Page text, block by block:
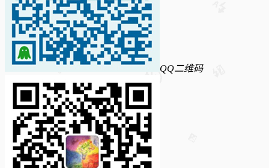
QQ二维码